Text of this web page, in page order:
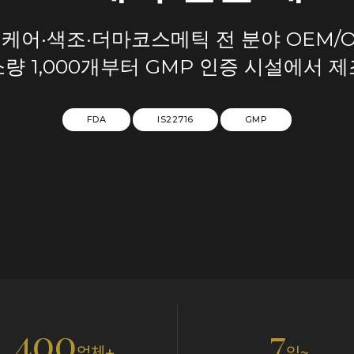
어·색조·더마코스메틱 전 분야 OEM/
량 1,000개부터 GMP 인증 시설에서 제
FDA IS22716 GMP
400 7